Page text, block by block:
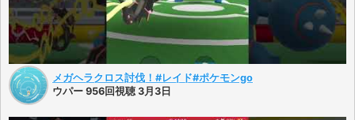
メガヘラクロス討伐！#レイド#ポケモンgo
ウパー 956回視聴 3月3日